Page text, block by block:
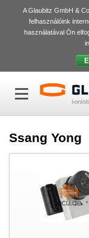
A Glaubitz GmbH &
felhasználóink
használatával Ön
Ssang Yong